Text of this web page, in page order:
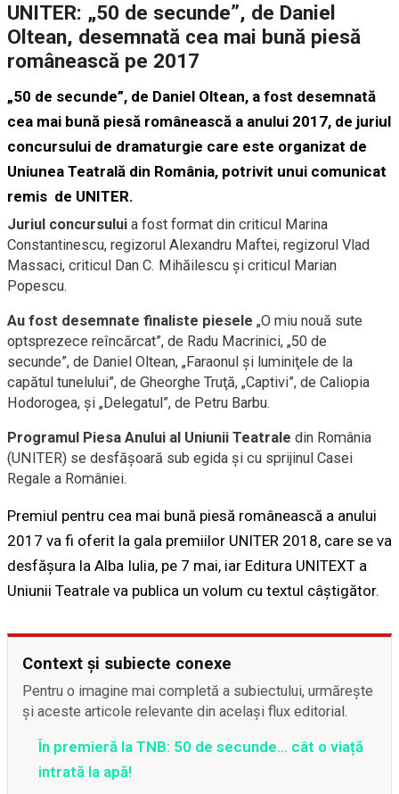
UNITER: „50 de secunde”, de Daniel
Oltean, desemnată cea mai bună piesă
românească pe 2017
„50 de secunde”, de Daniel Oltean, a fost desemnată
cea mai bună piesă românească a anului 2017, de juriul
concursului de dramaturgie care este organizat de
Uniunea Teatrală din România, potrivit unui comunicat
remis de UNITER.
Juriul concursului a fost format din criticul Marina
Constantinescu, regizorul Alexandru Maftei, regizorul Vlad
Massaci, criticul Dan C. Mihăilescu şi criticul Marian
Popescu.
Au fost desemnate finaliste piesele „O miu nouă sute
optsprezece reîncărcat”, de Radu Macrinici, „50 de
secunde”, de Daniel Oltean, „Faraonul şi luminiţele de la
capătul tunelului”, de Gheorghe Truţă, „Captivi”, de Caliopia
Hodorogea, şi „Delegatul”, de Petru Barbu.
Programul Piesa Anului al Uniunii Teatrale din România
(UNITER) se desfăşoară sub egida şi cu sprijinul Casei
Regale a României.
Premiul pentru cea mai bună piesă românească a anului
2017 va fi oferit la gala premiilor UNITER 2018, care se va
desfăşura la Alba Iulia, pe 7 mai, iar Editura UNITEXT a
Uniunii Teatrale va publica un volum cu textul câştigător.
Context și subiecte conexe
Pentru o imagine mai completă a subiectului, urmărește
și aceste articole relevante din același flux editorial.
În premieră la TNB: 50 de secunde… cât o viață
intrată la apă!